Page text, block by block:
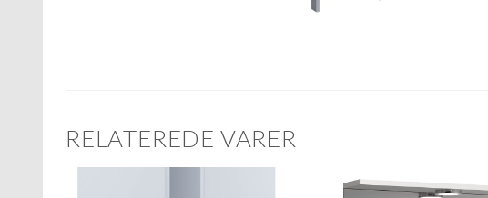
RELATEREDE VARER